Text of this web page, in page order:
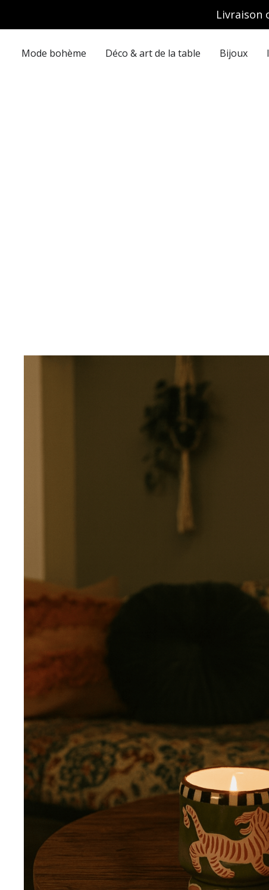
Livraison
Mode bohème Déco & art de la table Bijoux